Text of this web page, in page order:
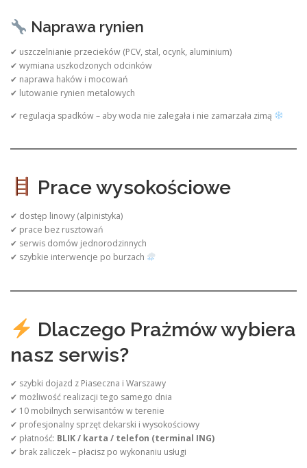
Naprawa rynien
✔ uszczelnianie przecieków (PCV, stal, ocynk, aluminium)
✔ wymiana uszkodzonych odcinków
✔ naprawa haków i mocowań
✔ lutowanie rynien metalowych
✔ regulacja spadków – aby woda nie zalegała i nie zamarzała zimą
Prace wysokościowe
✔ dostęp linowy (alpinistyka)
✔ prace bez rusztowań
✔ serwis domów jednorodzinnych
✔ szybkie interwencje po burzach
Dlaczego Prażmów wybiera
nasz serwis?
✔ szybki dojazd z Piaseczna i Warszawy
✔ możliwość realizacji tego samego dnia
✔ 10 mobilnych serwisantów w terenie
✔ profesjonalny sprzęt dekarski i wysokościowy
✔ płatność: BLIK / karta / telefon (terminal ING)
✔ brak zaliczek – płacisz po wykonaniu usługi